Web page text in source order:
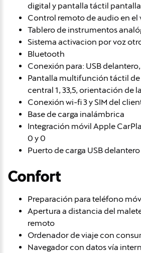
digital y pantalla táctil
Control remoto de audio en el
Tablero de instrumentos
Sistema activacion por voz
Bluetooth
Conexión para: USB delantero,
Pantalla multifunción táctil de
central 1, 33,5, orientación de
Conexión wi-fi 3 y SIM del
Base de carga inalámbrica
Integración móvil Apple
0 y 0
Puerto de carga USB delantero
Confort
Preparación para teléfono
Apertura a distancia del
remoto
Ordenador de viaje con
Navegador con datos vía